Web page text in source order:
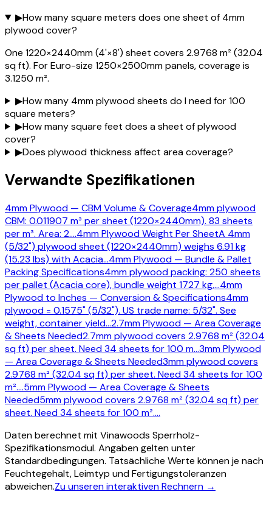
▶How many square meters does one sheet of 4mm
plywood cover?
One 1220×2440mm (4'×8') sheet covers 2.9768 m² (32.04
sq ft). For Euro-size 1250×2500mm panels, coverage is
3.1250 m².
▶How many 4mm plywood sheets do I need for 100
square meters?
▶How many square feet does a sheet of plywood
cover?
▶Does plywood thickness affect area coverage?
Verwandte Spezifikationen
4mm Plywood — CBM Volume & Coverage4mm plywood
CBM: 0.011907 m³ per sheet (1220×2440mm). 83 sheets
per m³. Area: 2.…4mm Plywood Weight Per SheetA 4mm
(5/32") plywood sheet (1220×2440mm) weighs 6.91 kg
(15.23 lbs) with Acacia…4mm Plywood — Bundle & Pallet
Packing Specifications4mm plywood packing: 250 sheets
per pallet (Acacia core), bundle weight 1727 kg,…4mm
Plywood to Inches — Conversion & Specifications4mm
plywood = 0.1575" (5/32"). US trade name: 5/32". See
weight, container yield…2.7mm Plywood — Area Coverage
& Sheets Needed2.7mm plywood covers 2.9768 m² (32.04
sq ft) per sheet. Need 34 sheets for 100 m…3mm Plywood
— Area Coverage & Sheets Needed3mm plywood covers
2.9768 m² (32.04 sq ft) per sheet. Need 34 sheets for 100
m².…5mm Plywood — Area Coverage & Sheets
Needed5mm plywood covers 2.9768 m² (32.04 sq ft) per
sheet. Need 34 sheets for 100 m².…
Daten berechnet mit Vinawoods Sperrholz-
Spezifikationsmodul. Angaben gelten unter
Standardbedingungen. Tatsächliche Werte können je nach
Feuchtegehalt, Leimtyp und Fertigungstoleranzen
abweichen.Zu unseren interaktiven Rechnern →